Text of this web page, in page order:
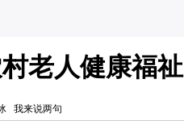
老人健康福祉
我来说两句